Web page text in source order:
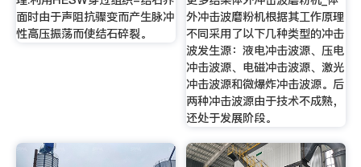
面时由于声阻抗骤变而产生脉冲
性高压振荡而使结石碎裂。
外冲击波磨粉机根据其工作原理
不同采用了以下几种类型的冲击
波发生源：液电冲击波源、压电
冲击波源、电磁冲击波源、激光
冲击波源和微爆炸冲击波源。后
两种冲击波源由于技术不成熟，
还处于发展阶段。